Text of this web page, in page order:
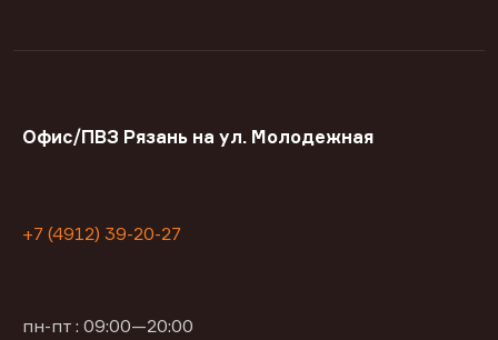
Офис/ПВЗ Рязань на ул. Молодежная
+7 (4912) 39-20-27
пн-пт : 09:00—20:00